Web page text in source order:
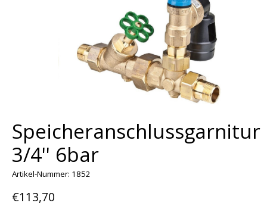
Speicheranschlussgarnitur
3/4'' 6bar
Artikel-Nummer: 1852
€113,70